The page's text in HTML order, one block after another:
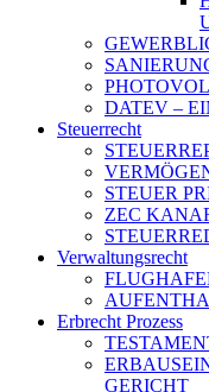
DATEV –
Steuerrecht
STEUER
ZEC
Verwaltungsrecht
Erbrecht Prozess
GERICHT